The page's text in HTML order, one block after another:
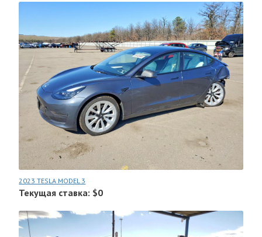
2023 TESLA MODEL 3
Текущая ставка: $0